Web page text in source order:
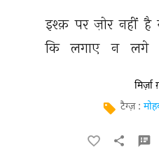
इश्क़ पर ज़ोर नहीं है
कि
लगाए न लगे
मिर्ज़ा
टैग्ज़ :